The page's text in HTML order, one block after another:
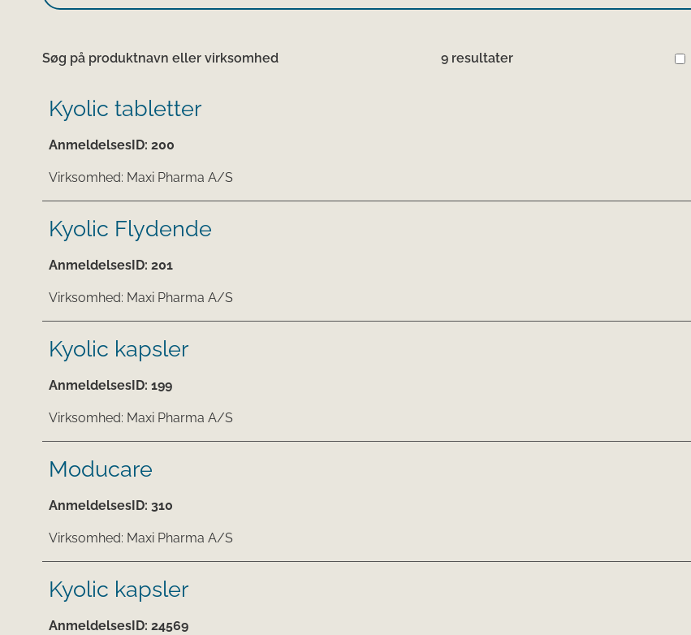
Søg på produktnavn eller virksomhed 9 resultater
Kyolic tabletter
AnmeldelsesID: 200
Virksomhed: Maxi Pharma A/S
Kyolic Flydende
AnmeldelsesID: 201
Virksomhed: Maxi Pharma A/S
Kyolic kapsler
AnmeldelsesID: 199
Virksomhed: Maxi Pharma A/S
Moducare
AnmeldelsesID: 310
Virksomhed: Maxi Pharma A/S
Kyolic kapsler
AnmeldelsesID: 24569